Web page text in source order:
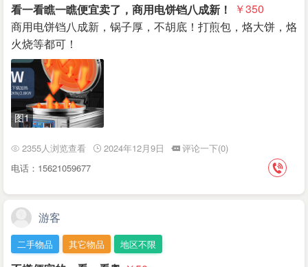
看一看瞧一瞧便宜卖了，商用电饼铛八成新！
￥350
商用电饼铛八成新，锅子厚，不胡底！打煎包，烙大饼，烙
火烧等都可！
图1
2355人浏览查看 2024年12月9日
评论一下(0)
电话：15621059677
游客
二手物品 其它物品 地区不限